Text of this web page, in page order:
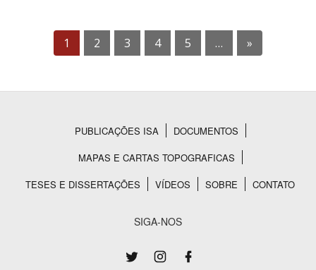
1 2 3 4 5 … »
Rodapé
PUBLICAÇÕES ISA
DOCUMENTOS
MAPAS E CARTAS TOPOGRAFICAS
TESES E DISSERTAÇÕES
VÍDEOS SOBRE CONTATO
SIGA-NOS